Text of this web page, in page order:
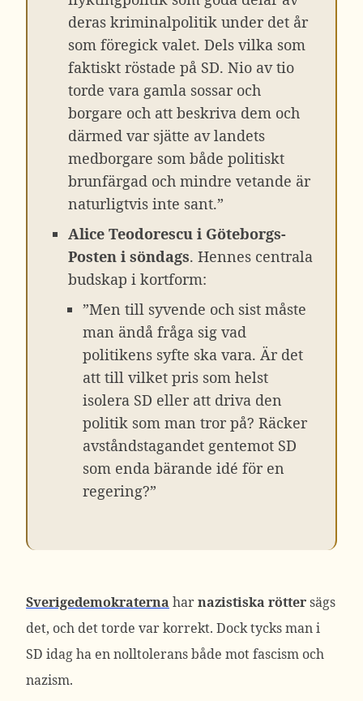
deras kriminalpolitik under det år
som föregick valet. Dels vilka som
faktiskt röstade på SD. Nio av tio
torde vara gamla sossar och
borgare och att beskriva dem och
därmed var sjätte av landets
medborgare som både politiskt
brunfärgad och mindre vetande är
naturligtvis inte sant.”
Alice Teodorescu i Göteborgs-
Posten i söndags. Hennes centrala
budskap i kortform:
”Men till syvende och sist måste
man ändå fråga sig vad
politikens syfte ska vara. Är det
att till vilket pris som helst
isolera SD eller att driva den
politik som man tror på? Räcker
avståndstagandet gentemot SD
som enda bärande idé för en
regering?”
Sverigedemokraterna harnazistiska röttersägs
det, och det torde var korrekt. Dock tycks man i
SD idag ha en nolltolerans både mot fascism och
nazism.